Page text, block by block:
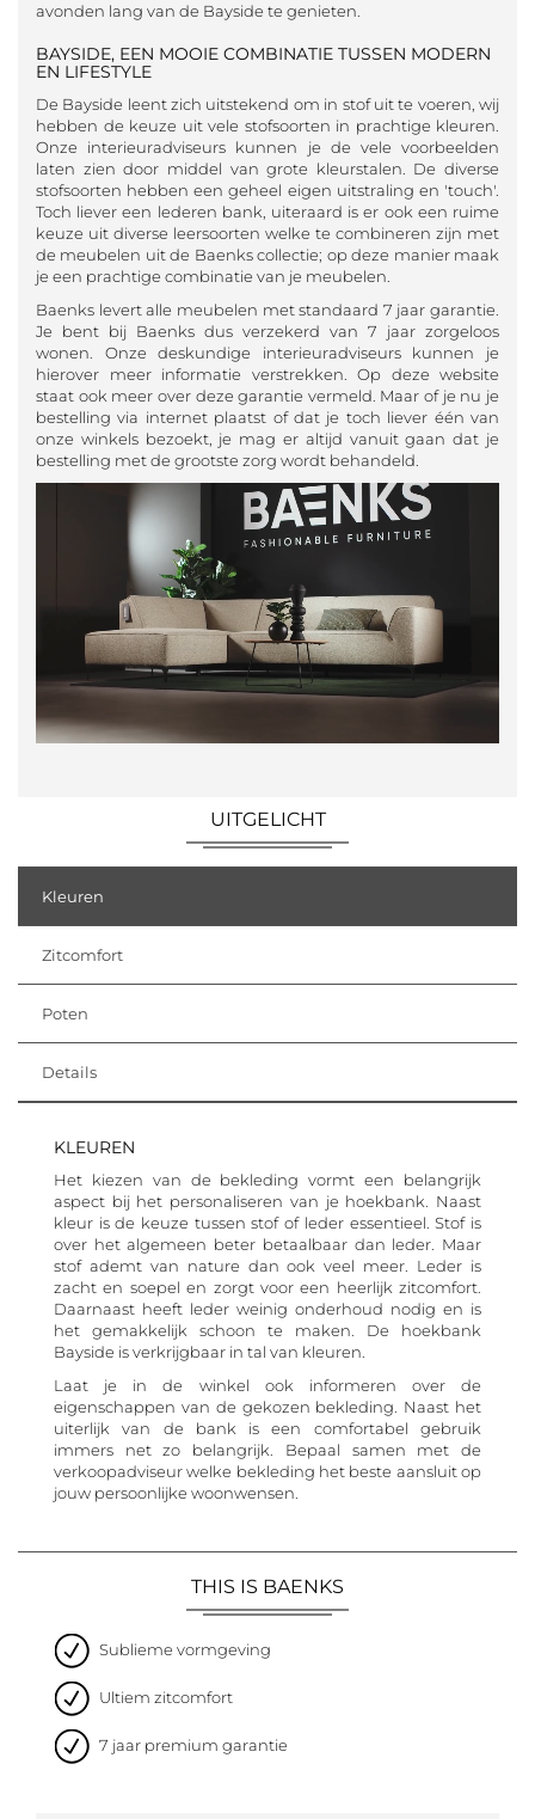
avonden lang van de Bayside te genieten.
BAYSIDE, EEN MOOIE COMBINATIE TUSSEN MODERN
EN LIFESTYLE
De Bayside leent zich uitstekend om in stof uit te voeren, wij
hebben de keuze uit vele stofsoorten in prachtige kleuren.
Onze interieuradviseurs kunnen je de vele voorbeelden
laten zien door middel van grote kleurstalen. De diverse
stofsoorten hebben een geheel eigen uitstraling en 'touch'.
Toch liever een lederen bank, uiteraard is er ook een ruime
keuze uit diverse leersoorten welke te combineren zijn met
de meubelen uit de Baenks collectie; op deze manier maak
je een prachtige combinatie van je meubelen.
Baenks levert alle meubelen met standaard 7 jaar garantie.
Je bent bij Baenks dus verzekerd van 7 jaar zorgeloos
wonen. Onze deskundige interieuradviseurs kunnen je
hierover meer informatie verstrekken. Op deze website
staat ook meer over deze garantie vermeld. Maar of je nu je
bestelling via internet plaatst of dat je toch liever één van
onze winkels bezoekt, je mag er altijd vanuit gaan dat je
bestelling met de grootste zorg wordt behandeld.
UITGELICHT
Kleuren
Zitcomfort
Poten
Details
KLEUREN
Het kiezen van de bekleding vormt een belangrijk
aspect bij het personaliseren van je hoekbank. Naast
kleur is de keuze tussen stof of leder essentieel. Stof is
over het algemeen beter betaalbaar dan leder. Maar
stof ademt van nature dan ook veel meer. Leder is
zacht en soepel en zorgt voor een heerlijk zitcomfort.
Daarnaast heeft leder weinig onderhoud nodig en is
het gemakkelijk schoon te maken. De hoekbank
Bayside is verkrijgbaar in tal van kleuren.
Laat je in de winkel ook informeren over de
eigenschappen van de gekozen bekleding. Naast het
uiterlijk van de bank is een comfortabel gebruik
immers net zo belangrijk. Bepaal samen met de
verkoopadviseur welke bekleding het beste aansluit op
jouw persoonlijke woonwensen.
THIS IS BAENKS
Sublieme vormgeving
Ultiem zitcomfort
7 jaar premium garantie